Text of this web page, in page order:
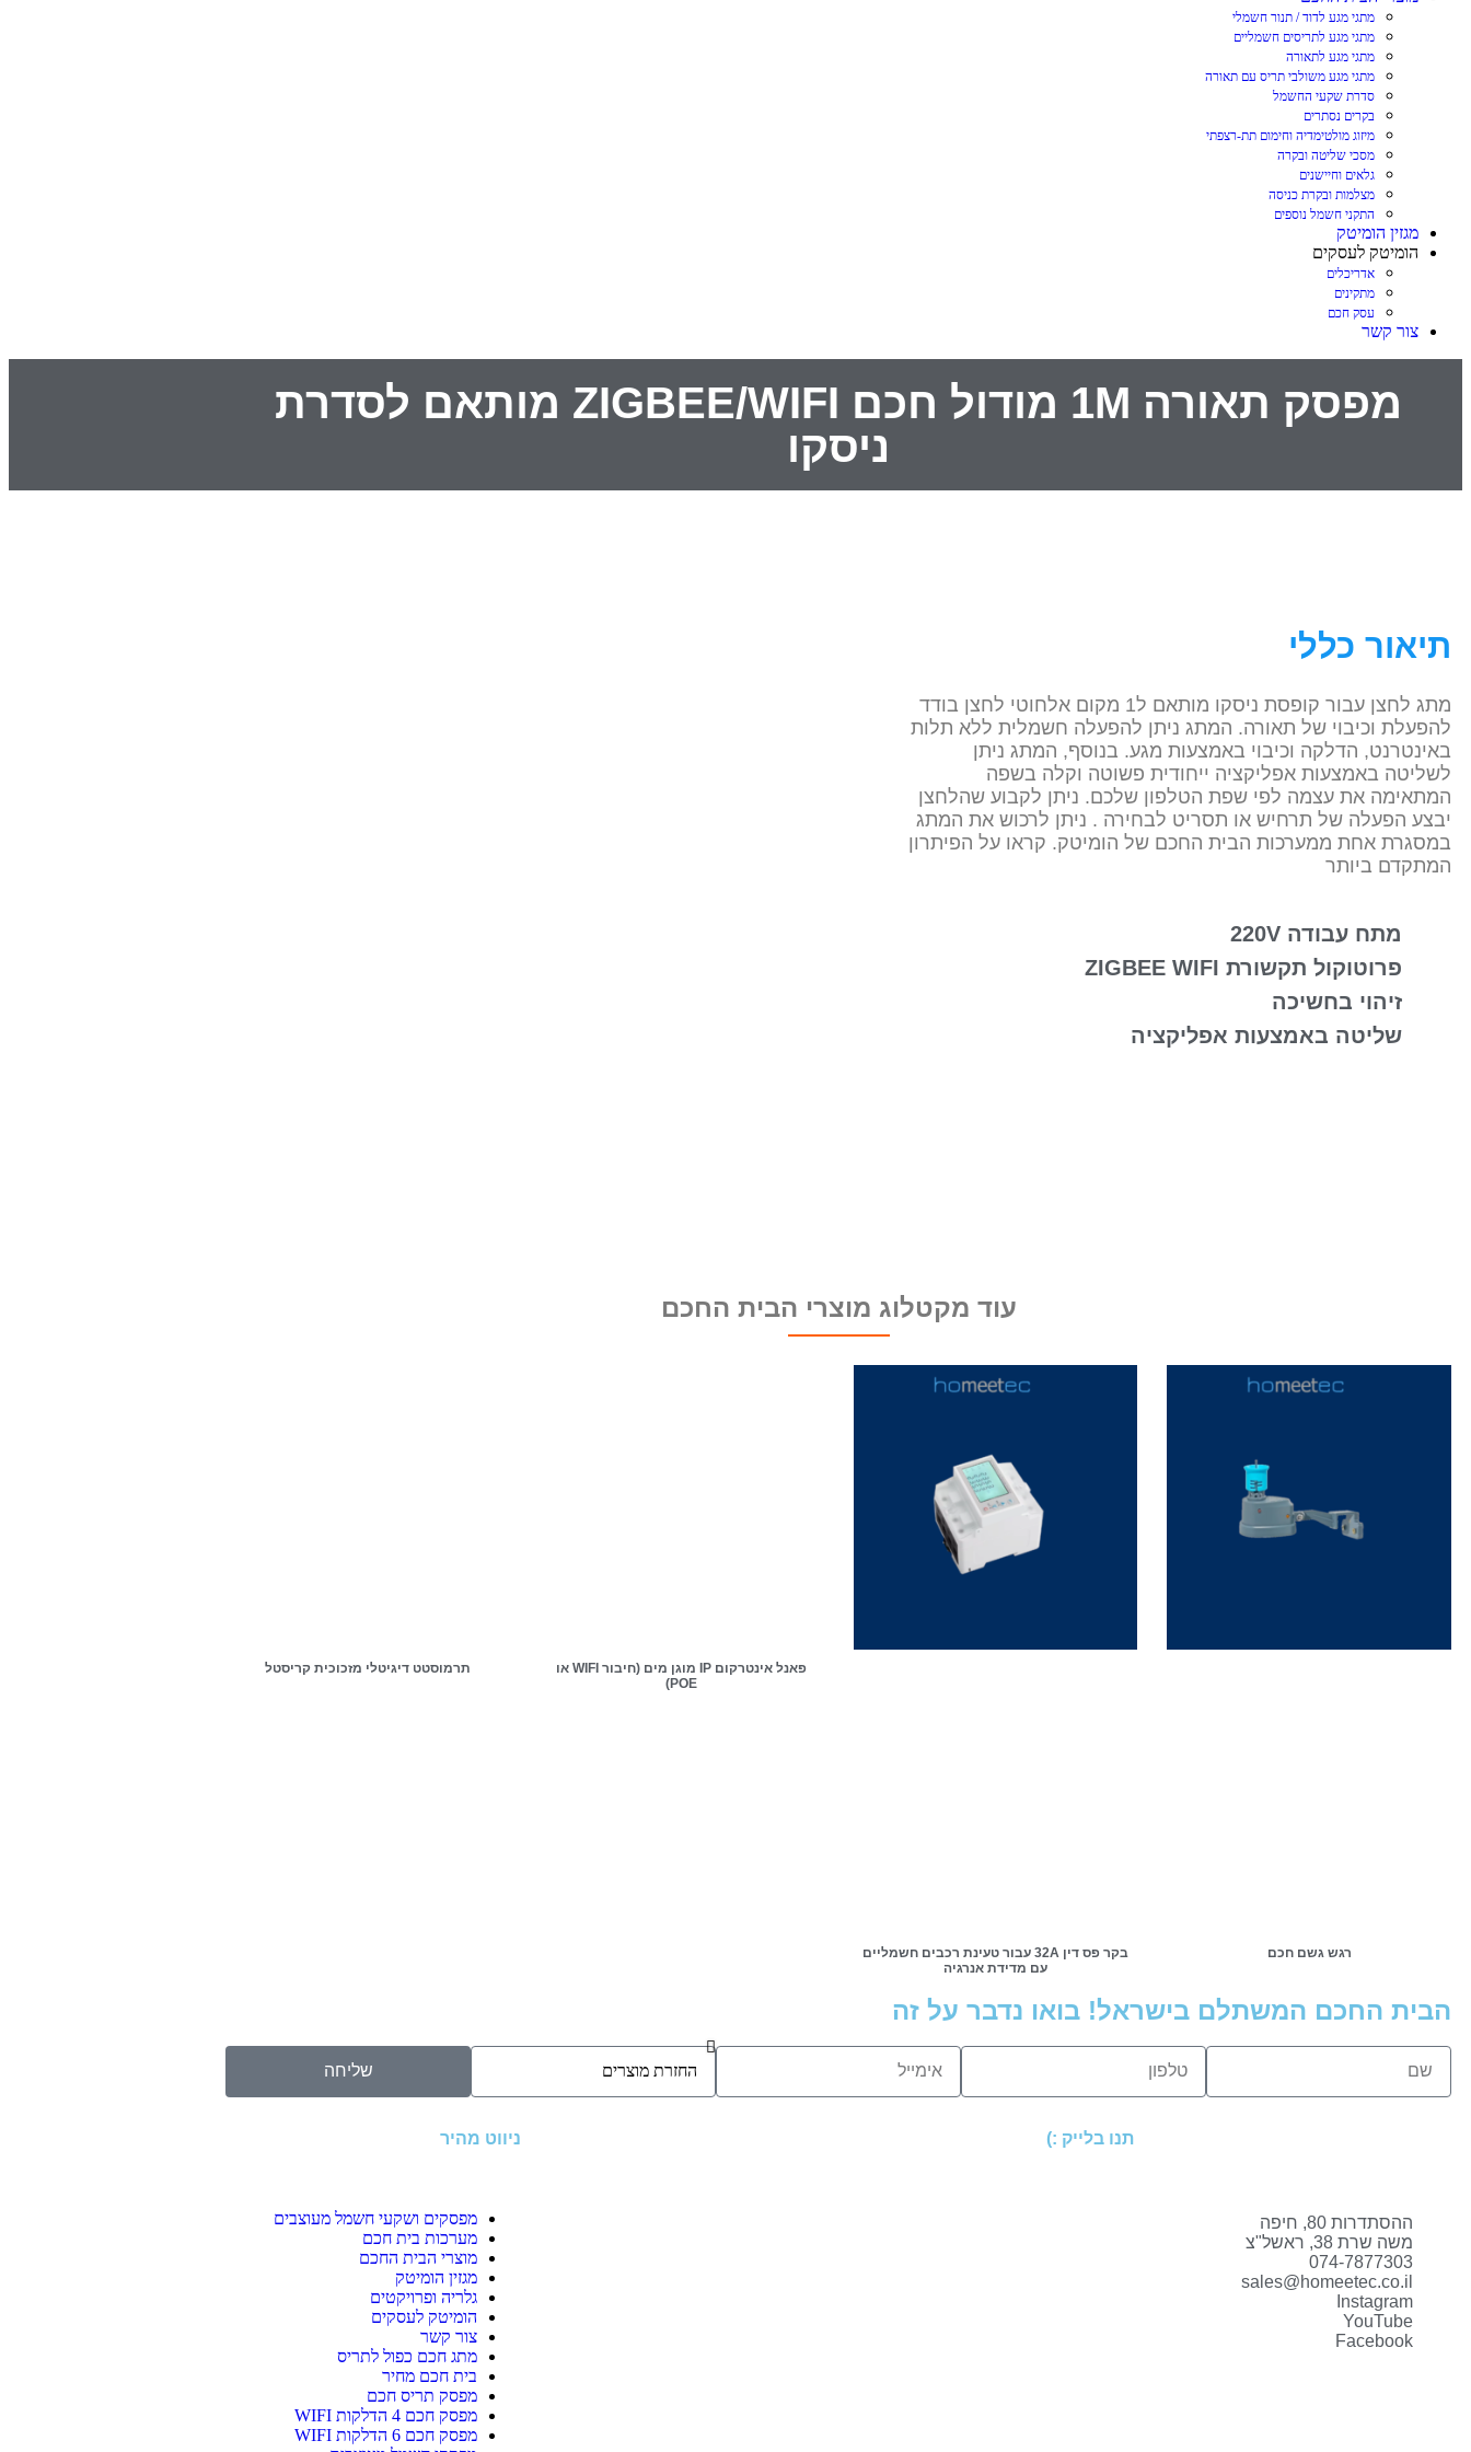
מתגי מגע לדוד / תנור חשמלי
מתגי מגע לתריסים חשמליים
מתגי מגע לתאורה
מתגי מגע משולבי תריס עם תאורה
סדרת שקעי החשמל
בקרים נסתרים
מיזוג מולטימדיה וחימום תת-רצפתי
מסכי שליטה ובקרה
גלאים וחיישנים
מצלמות ובקרת כניסה
התקני חשמל נוספים
מגזין הומיטק
הומיטק לעסקים
אדריכלים
מתקינים
עסק חכם
צור קשר
מפסק תאורה 1M מודול חכם ZIGBEE/WIFI מותאם לסדרת
ניסקו
תיאור כללי
מתג לחצן עבור קופסת ניסקו מותאם ל1 מקום אלחוטי לחצן בודד
להפעלת וכיבוי של תאורה. המתג ניתן להפעלה חשמלית ללא תלות
באינטרנט, הדלקה וכיבוי באמצעות מגע. בנוסף, המתג ניתן
לשליטה באמצעות אפליקציה ייחודית פשוטה וקלה בשפה
המתאימה את עצמה לפי שפת הטלפון שלכם. ניתן לקבוע שהלחצן
יבצע הפעלה של תרחיש או תסריט לבחירה . ניתן לרכוש את המתג
במסגרת אחת ממערכות הבית החכם של הומיטק. קראו על הפיתרון
המתקדם ביותר
מתח עבודה 220V
פרוטוקול תקשורת ZIGBEE WIFI
זיהוי בחשיכה
שליטה באמצעות אפליקציה
עוד מקטלוג מוצרי הבית החכם
רגש גשם חכם
בקר פס דין 32A עבור טעינת רכבים חשמליים
עם מדידת אנרגיה
פאנל אינטרקום IP מוגן מים (חיבור WIFI או
POE)
תרמוסטט דיגיטלי מזכוכית קריסטל
הבית החכם המשתלם בישראל! בואו נדבר על זה
שליחה
ההסתדרות 80, חיפה
משה שרת 38, ראשל"צ
074-7877303
sales@homeetec.co.il
Instagram
YouTube
Facebook
תנו בלייק :) ניווט מהיר
מפסקים ושקעי חשמל מעוצבים
מערכות בית חכם
מוצרי הבית החכם
מגזין הומיטק
גלריה ופרויקטים
הומיטק לעסקים
צור קשר
מתג חכם כפול לתריס
בית חכם מחיר
מפסק תריס חכם
מפסק חכם 4 הדלקות WIFI
מפסק חכם 6 הדלקות WIFI